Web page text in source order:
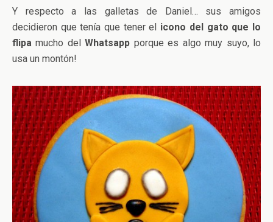
Y respecto a las galletas de Daniel… sus amigos
decidieron que tenía que tener el
icono del gato que lo
flipa mucho delWhatsapp porque es algo muy suyo, lo
usa un montón!